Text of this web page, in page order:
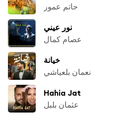
حاتم عمور
نور عيني
عصام كمال
خيانة
نعمان بلعياشي
Hahia Jat
عثمان بلبل